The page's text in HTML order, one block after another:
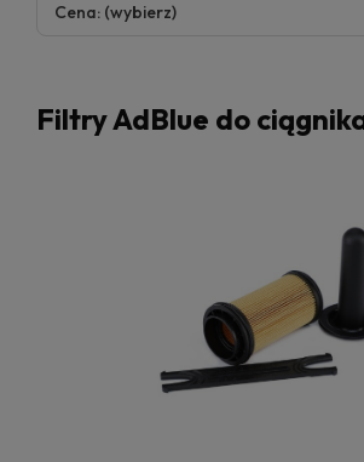
Cena: (wybierz)
Filtry AdBlue do